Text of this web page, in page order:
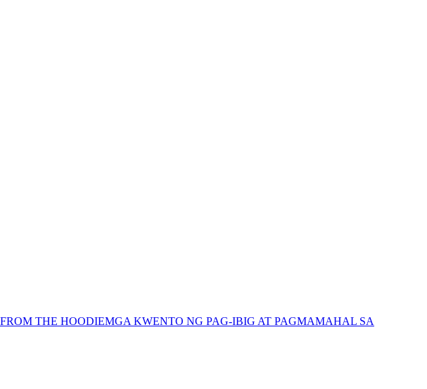
THE HOODIEMGA KWENTO NG PAG-IBIG AT PAGMAMAHAL SA